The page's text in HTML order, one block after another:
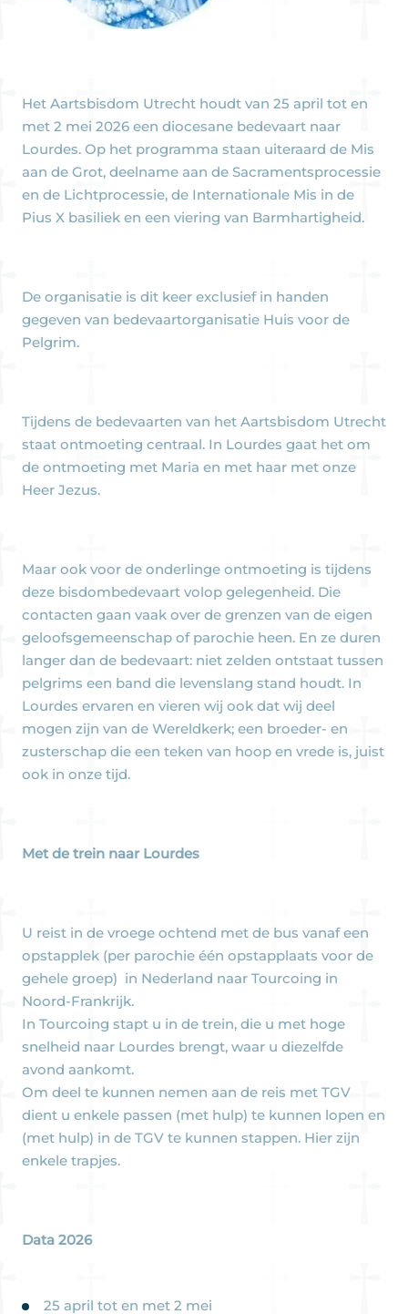
Het Aartsbisdom Utrecht houdt van 25 april tot en
met 2 mei 2026 een diocesane bedevaart naar
Lourdes. Op het programma staan uiteraard de Mis
aan de Grot, deelname aan de Sacramentsprocessie
en de Lichtprocessie, de Internationale Mis in de
Pius X basiliek en een viering van Barmhartigheid.
De organisatie is dit keer exclusief in handen
gegeven van bedevaartorganisatie Huis voor de
Pelgrim.
Tijdens de bedevaarten van het Aartsbisdom Utrecht
staat ontmoeting centraal. In Lourdes gaat het om
de ontmoeting met Maria en met haar met onze
Heer Jezus.
Maar ook voor de onderlinge ontmoeting is tijdens
deze bisdombedevaart volop gelegenheid. Die
contacten gaan vaak over de grenzen van de eigen
geloofsgemeenschap of parochie heen. En ze duren
langer dan de bedevaart: niet zelden ontstaat tussen
pelgrims een band die levenslang stand houdt. In
Lourdes ervaren en vieren wij ook dat wij deel
mogen zijn van de Wereldkerk; een broeder- en
zusterschap die een teken van hoop en vrede is, juist
ook in onze tijd.
Met de trein naar Lourdes
U reist in de vroege ochtend met de bus vanaf een
opstapplek (per parochie één opstapplaats voor de
gehele groep) in Nederland naar Tourcoing in
Noord-Frankrijk.
In Tourcoing stapt u in de trein, die u met hoge
snelheid naar Lourdes brengt, waar u diezelfde
avond aankomt.
Om deel te kunnen nemen aan de reis met TGV
dient u enkele passen (met hulp) te kunnen lopen en
(met hulp) in de TGV te kunnen stappen. Hier zijn
enkele trapjes.
Data 2026
25 april tot en met 2 mei